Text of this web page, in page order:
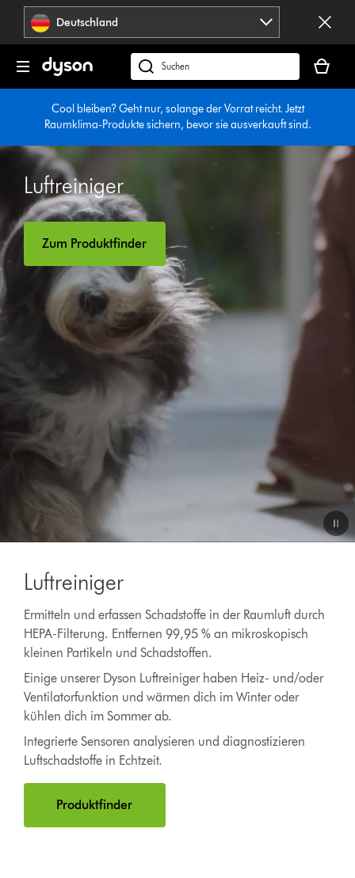
Navigation
überspringenDeutschland
dyson.de
durchsuchen
ist
Cool bleiben? Geht nur, solange der Vorrat reicht. Jetzt
Raumklima-Produkte sichern, bevor sie ausverkauft sind.
Video-
Transkript
öffnen
Luftreiniger
Zum Produktfinder
Luftreiniger
Ermitteln und erfassen Schadstoffe in der Raumluft durch
HEPA-Filterung. Entfernen 99,95 % an mikroskopisch
kleinen Partikeln und Schadstoffen.
Einige unserer Dyson Luftreiniger haben Heiz- und/oder
Ventilatorfunktion und wärmen dich im Winter oder
kühlen dich im Sommer ab.
Integrierte Sensoren analysieren und diagnostizieren
Luftschadstoffe in Echtzeit.
Produktfinder